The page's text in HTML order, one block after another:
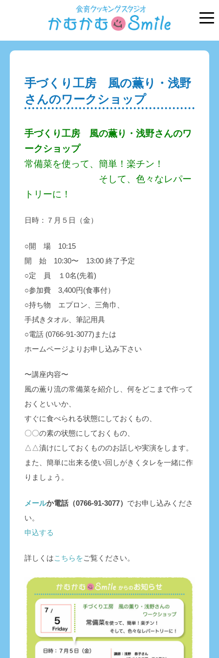
手づくり工房 風の薫り・浅野
さんのワークショップ
手づくり工房 風の薫り・浅野さんのワ
ークショップ
常備菜を使って、簡単！楽チン！
そして、色々なレパー
トリーに！
日時：７月５日（金）
○開 場 10:15
開 始 10:30〜 13:00 終了予定
○定 員 １0名(先着)
○参加費 3,400円(食事付）
○持ち物 エプロン、三角巾、
手拭きタオル、筆記用具
○電話 (0766-91-3077)または
ホームページよりお申し込み下さい
〜講座内容〜
風の薫り流の常備菜を紹介し、何をどこまで作って
おくといいか、
すぐに食べられる状態にしておくもの、
〇〇の素の状態にしておくもの、
△△漬けにしておくもののお話しや実演をします。
また、簡単に出来る使い回しがきくタレを一緒に作
りましょう。
メールか電話（0766-91-3077） でお申し込みくださ
い。
申込する
詳しくはこちら をご覧ください。